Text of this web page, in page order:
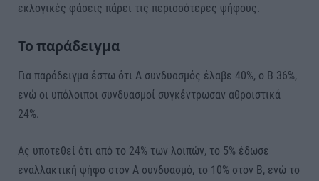
εκλογικές φάσεις πάρει τις περισσότερες ψήφους.
Το παράδειγμα
Για παράδειγμα έστω ότι Α συνδυασμός έλαβε 40%, ο Β 36%,
ενώ οι υπόλοιποι συνδυασμοί συγκέντρωσαν αθροιστικά
24%.
Ας υποτεθεί ότι από το 24% των λοιπών, το 5% έδωσε
εναλλακτική ψήφο στον Α συνδυασμό, το 10% στον Β, ενώ το